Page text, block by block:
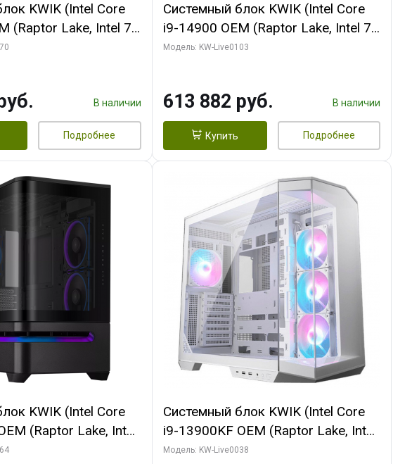
KWIK (Intel Core
(Raptor Lake, Intel 7,
64 ГБ ОЗУ (2
960 ГБ SSD)В наличии
Подробнее
Системный блок KWIK (Intel Core
i9-14900 OEM (Raptor Lake, Intel 7,
C24 16EC/8PC// 64 ГБ ОЗУ (2
Turbo/ 960 ГБ SSD)
Модель: KW-Live0103
613 882 руб. В наличии
Купить Подробнее
KWIK (Intel Core
(Raptor Lake, Intel
64 ГБ ОЗУ (2
Системный блок KWIK (Intel Core
i9-13900KF OEM (Raptor Lake, Intel
7, C24 16EC/8P/ 32 ГБ ОЗУ (2
Модель: KW-Live0038